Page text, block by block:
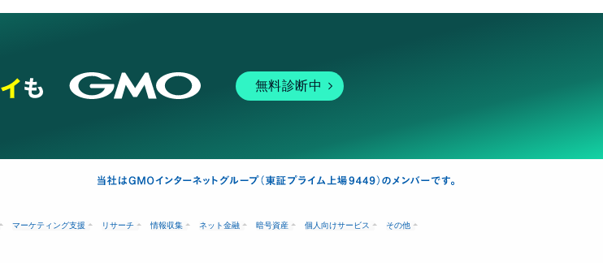
無料診断中
マーケティング支援 リサーチ 情報収集 ネット金融 暗号資産 個人向けサービス その他